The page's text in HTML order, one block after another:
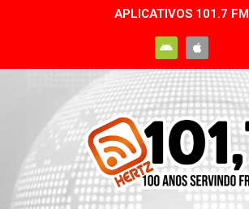
APLICATIVOS 101.7 FM